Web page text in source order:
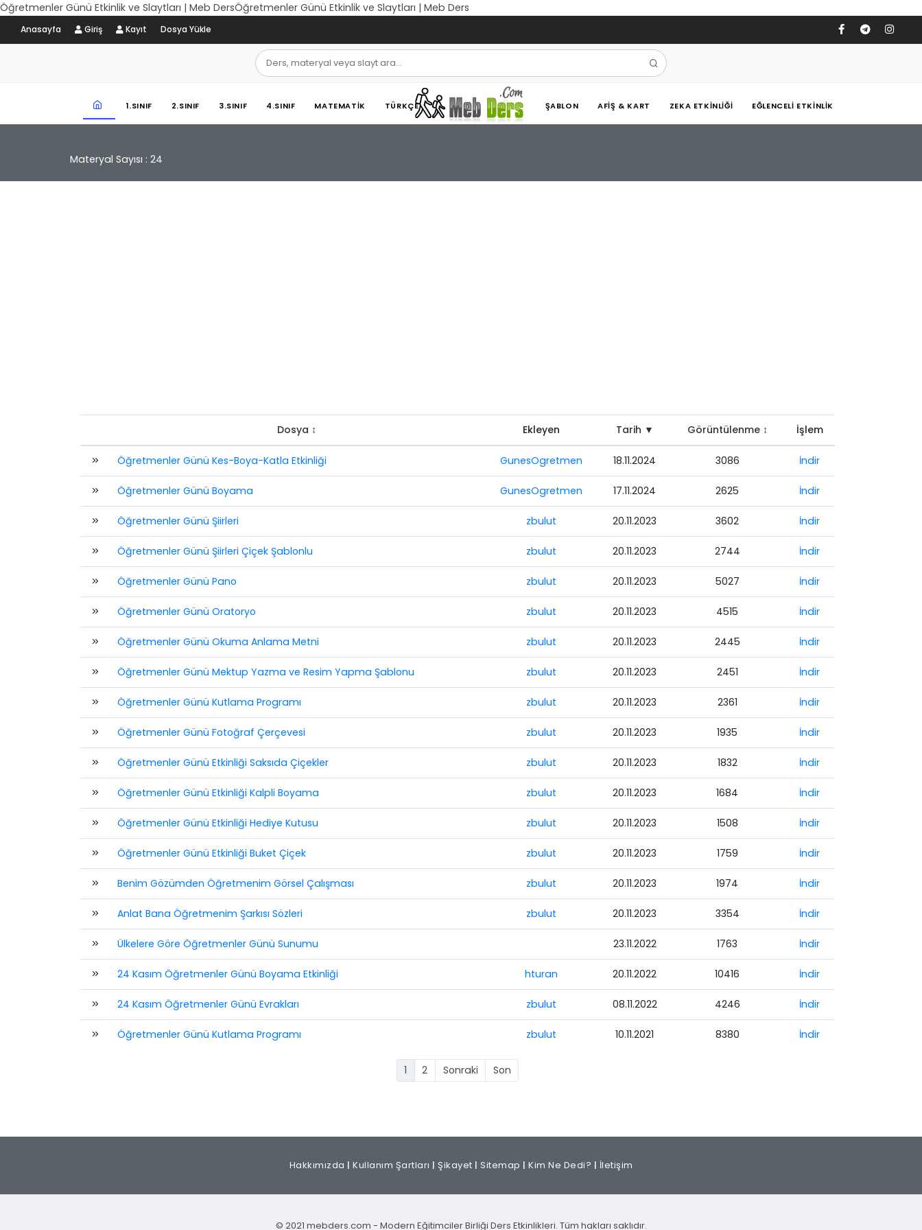
Öğretmenler Günü Etkinlik ve Slaytları | Meb DersÖğretmenler Günü Etkinlik ve Slaytları | Meb Ders
Anasayfa Giriş Kayıt Dosya Yükle
1.SINIF 2.SINIF 3.SINIF 4.SINIF MATEMATIK TÜRKÇE ŞABLON AFIŞ & KART ZEKA ETKINLIĞI EĞLENCELI ETKINLIK
Materyal Sayısı : 24
Dosya ↕ Ekleyen Tarih ▼ Görüntülenme ↕ İşlem
Öğretmenler Günü Kes-Boya-Katla Etkinliği GunesOgretmen 18.11.2024 3086 İndir
Öğretmenler Günü Boyama GunesOgretmen 17.11.2024 2625 İndir
Öğretmenler Günü Şiirleri zbulut 20.11.2023 3602 İndir
Öğretmenler Günü Şiirleri Çiçek Şablonlu zbulut 20.11.2023 2744 İndir
Öğretmenler Günü Pano zbulut 20.11.2023 5027 İndir
Öğretmenler Günü Oratoryo zbulut 20.11.2023 4515 İndir
Öğretmenler Günü Okuma Anlama Metni zbulut 20.11.2023 2445 İndir
Öğretmenler Günü Mektup Yazma ve Resim Yapma Şablonu zbulut 20.11.2023 2451 İndir
Öğretmenler Günü Kutlama Programı zbulut 20.11.2023 2361 İndir
Öğretmenler Günü Fotoğraf Çerçevesi zbulut 20.11.2023 1935 İndir
Öğretmenler Günü Etkinliği Saksıda Çiçekler zbulut 20.11.2023 1832 İndir
Öğretmenler Günü Etkinliği Kalpli Boyama zbulut 20.11.2023 1684 İndir
Öğretmenler Günü Etkinliği Hediye Kutusu zbulut 20.11.2023 1508 İndir
Öğretmenler Günü Etkinliği Buket Çiçek zbulut 20.11.2023 1759 İndir
Benim Gözümden Öğretmenim Görsel Çalışması zbulut 20.11.2023 1974 İndir
Anlat Bana Öğretmenim Şarkısı Sözleri zbulut 20.11.2023 3354 İndir
Ülkelere Göre Öğretmenler Günü Sunumu 23.11.2022 1763 İndir
24 Kasım Öğretmenler Günü Boyama Etkinliği hturan 20.11.2022 10416 İndir
24 Kasım Öğretmenler Günü Evrakları zbulut 08.11.2022 4246 İndir
Öğretmenler Günü Kutlama Programı zbulut 10.11.2021 8380 İndir
1 2 Sonraki Son
Hakkımızda | Kullanım Şartları | Şikayet | Sitemap | Kim Ne Dedi? | İletişim
© 2021 mebders.com - Modern Eğitimciler Birliği Ders Etkinlikleri. Tüm hakları saklıdır.